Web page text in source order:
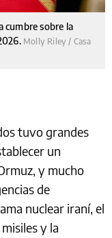
cumbre sobre la
Molly Riley / Casa
tuvo grandes
un
y mucho
de
nuclear iraní, el
y la